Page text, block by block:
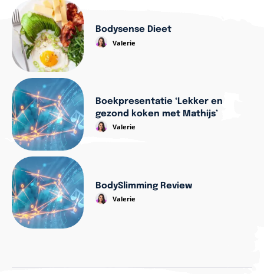
Bodysense Dieet
Valerie
Boekpresentatie ‘Lekker en
gezond koken met Mathijs’
Valerie
BodySlimming Review
Valerie